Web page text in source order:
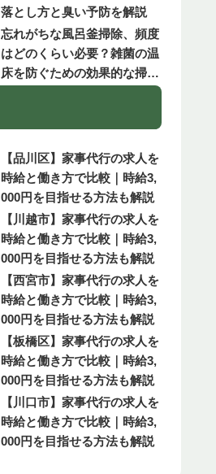
落とし方と臭い予防を解説
忘れがちな風呂釜掃除、頻度
はどのくらい必要？雑菌の温
床を防ぐための効果的な掃除
【品川区】家事代行の求人を
時給と働き方で比較｜時給3,
000円を目指せる方法も解説
【川越市】家事代行の求人を
時給と働き方で比較｜時給3,
000円を目指せる方法も解説
【西宮市】家事代行の求人を
時給と働き方で比較｜時給3,
000円を目指せる方法も解説
【板橋区】家事代行の求人を
時給と働き方で比較｜時給3,
000円を目指せる方法も解説
【川口市】家事代行の求人を
時給と働き方で比較｜時給3,
000円を目指せる方法も解説